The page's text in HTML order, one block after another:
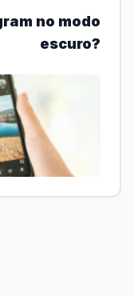
no modo
escuro?